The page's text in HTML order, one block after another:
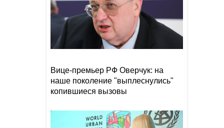
победы Испании на ЧМ-2026
19:20
В Астаре изъяли 18 кг
наркотиков- ВИДЕО
фрукты и падение торговли
на 66%: что ждет Армению?
ВИДЕО
Уровень воды в Рейне
обновил исторический
Вице-премьер РФ Оверчук: на
наше поколение "выплеснулись"
копившиеся вызовы